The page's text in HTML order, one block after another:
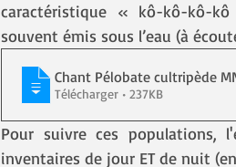
caractéristique « kô-kô-kô-
souvent émis sous l’eau (à
Chant Pélobate cultripède
Télécharger • 237KB
Pour suivre ces populations,
inventaires de jour ET de nuit